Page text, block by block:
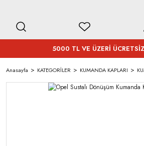
5000 TL VE ÜZERİ
Anasayfa KATEGORİLER KUMANDA KAPLARI